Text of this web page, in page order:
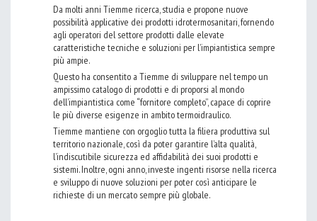
Da molti anni Tiemme ricerca, studia e propone nuove
possibilità applicative dei prodotti idrotermosanitari, fornendo
agli operatori del settore prodotti dalle elevate
caratteristiche tecniche e soluzioni per l’impiantistica sempre
più ampie.
Questo ha consentito a Tiemme di sviluppare nel tempo un
ampissimo catalogo di prodotti e di proporsi al mondo
dell’impiantistica come “fornitore completo”, capace di coprire
le più diverse esigenze in ambito termoidraulico.
Tiemme mantiene con orgoglio tutta la filiera produttiva sul
territorio nazionale, così da poter garantire l’alta qualità,
l’indiscutibile sicurezza ed affidabilità dei suoi prodotti e
sistemi. Inoltre, ogni anno, investe ingenti risorse nella ricerca
e sviluppo di nuove soluzioni per poter così anticipare le
richieste di un mercato sempre più globale.